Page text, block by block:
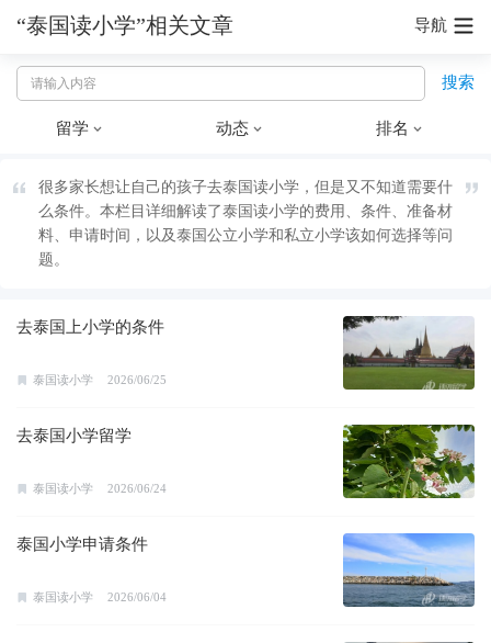
“泰国读小学”相关文章 导航
搜索
留学 动态 排名
很多家长想让自己的孩子去泰国读小学，但是又不知道需要什
么条件。本栏目详细解读了泰国读小学的费用、条件、准备材
料、申请时间，以及泰国公立小学和私立小学该如何选择等问
题。
去泰国上小学的条件
泰国读小学 2026/06/25
去泰国小学留学
泰国读小学 2026/06/24
泰国小学申请条件
泰国读小学 2026/06/04